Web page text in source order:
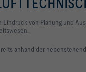
von Planung und
anhand der